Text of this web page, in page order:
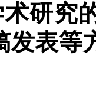
研究
发表等